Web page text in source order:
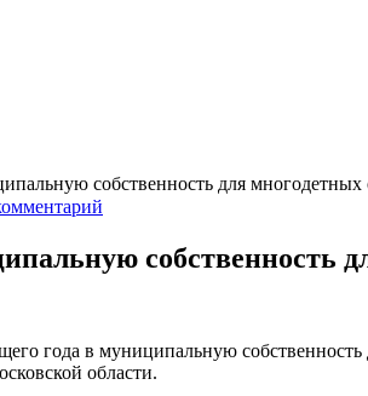
собственность для многодетных
собственность
года в муниципальную
области.